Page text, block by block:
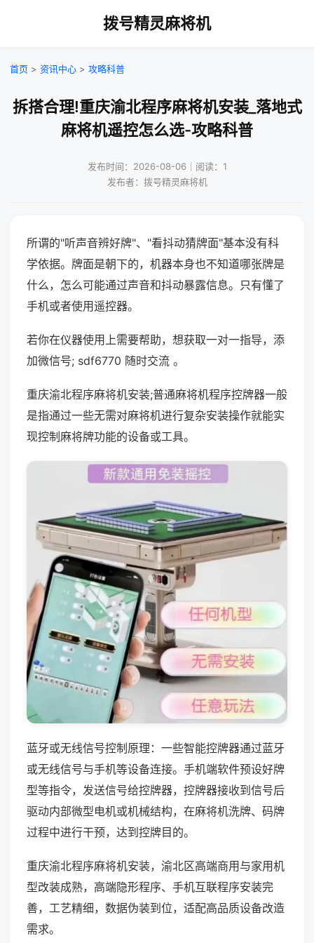
拨号精灵麻将机
首页 > 资讯中心 > 攻略科普
拆搭合理!重庆渝北程序麻将机安装_落地式
麻将机遥控怎么选-攻略科普
发布时间：2026-08-06｜阅读：1
发布者：拨号精灵麻将机
所谓的"听声音辨好牌"、"看抖动猜牌面"基本没有科
学依据。牌面是朝下的，机器本身也不知道哪张牌是
什么，怎么可能通过声音和抖动暴露信息。只有懂了
手机或者使用遥控器。
若你在仪器使用上需要帮助，想获取一对一指导，添
加微信号; sdf6770 随时交流 。
重庆渝北程序麻将机安装;普通麻将机程序控牌器一般
是指通过一些无需对麻将机进行复杂安装操作就能实
现控制麻将牌功能的设备或工具。
蓝牙或无线信号控制原理：一些智能控牌器通过蓝牙
或无线信号与手机等设备连接。手机端软件预设好牌
型等指令，发送信号给控牌器，控牌器接收到信号后
驱动内部微型电机或机械结构，在麻将机洗牌、码牌
过程中进行干预，达到控牌目的。
重庆渝北程序麻将机安装，渝北区高端商用与家用机
型改装成熟，高端隐形程序、手机互联程序安装完
善，工艺精细，数据伪装到位，适配高品质设备改造
需求。